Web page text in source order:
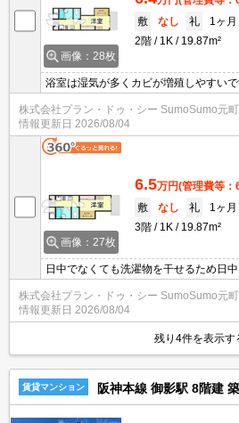
画像：28枚
敷
なし 礼
1ヶ月
2階
1K 19.87m²
浴室は湿気が多くカビが増殖しやすい
機がついているので、カビの増殖を抑
クロゼット・シューズボックスなど豊
することも可能です。駅徒歩10分に駅
を多く利用する方にとって便利です。
株式会社プラン・ドゥ・シー SumoSumo元
情報更新日 2026/08/04
画像：27枚
6.5万円(管理費等：
敷
なし 礼
1ヶ月
3階
1K 19.87m²
日中でなくても洗濯物を干せるため日
すめな、浴室乾燥機付きの物件です。
ロゼットなどが備え付けられているの
宝します。自立したキッチンのある1K
て住みやすい、魅力が詰まったアパー
株式会社プラン・ドゥ・シー SumoSumo元
情報更新日 2026/08/04
残り4件を表示す
賃貸マンション 阪神本線 御影駅 8階建